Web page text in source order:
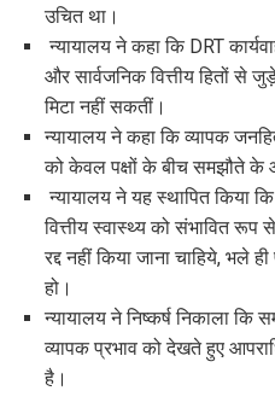
उचित था।
न्यायालय ने कहा कि DRT
और सार्वजनिक वित्तीय हितों से
मिटा नहीं सकतीं।
न्यायालय ने कहा कि व्यापक
को केवल पक्षों के बीच समझौते के
न्यायालय ने यह स्थापित किया
वित्तीय स्वास्थ्य को संभावित
रद्द नहीं किया जाना चाहिये, भले
हो।
न्यायालय ने निष्कर्ष निकाला
व्यापक प्रभाव को देखते हुए
है।